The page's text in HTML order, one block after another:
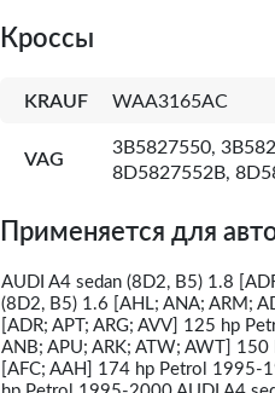
Кроссы
KRAUF WAA3165AC
VAG
3B5827550,
8D5827552B,
Применяется для
AUDI A4 sedan (8D2, B5) 1.8
(8D2, B5) 1.6 [AHL; ANA; ARM;
[ADR; APT; ARG; AVV] 125 hp
ANB; APU; ARK; ATW; AWT]
[AFC; AAH] 174 hp Petrol 1995-